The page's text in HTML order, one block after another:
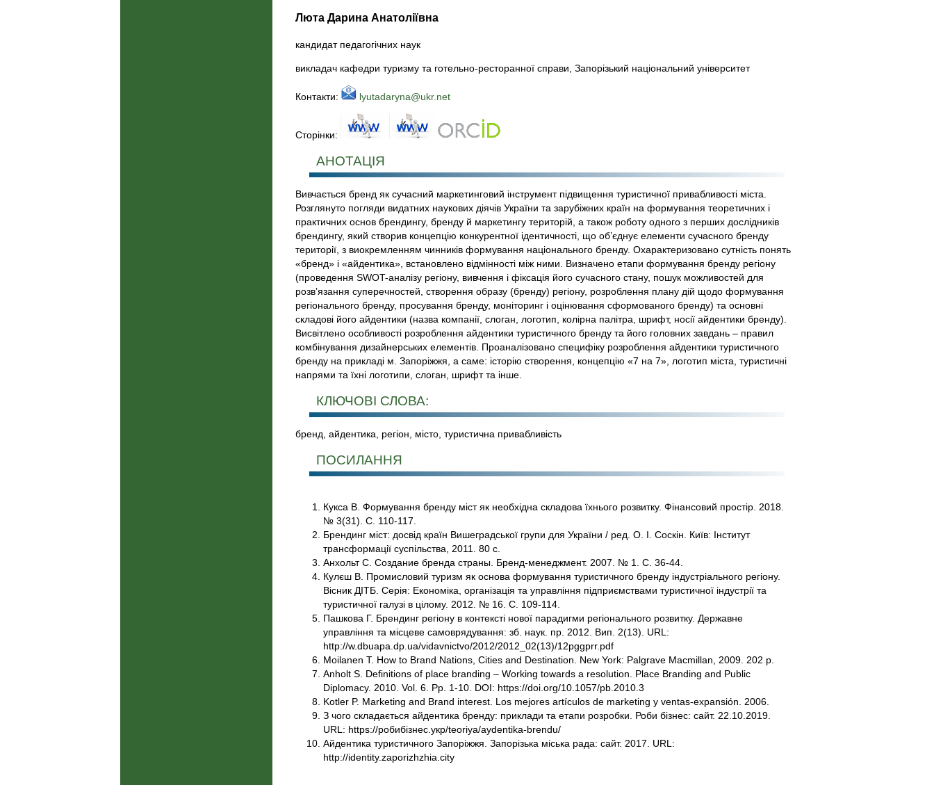
Люта Дарина Анатоліївна
кандидат педагогічних наук
виклaдaч кафедри туризму та готельно-ресторанної справи, Запорізький національний університет
Контакти: lyutadaryna@ukr.net
Сторінки:
АНОТАЦІЯ
Вивчається бренд як сучасний маркетинговий інструмент підвищення туристичної привабливості міста.
Розглянуто погляди видатних наукових діячів України та зарубіжних країн на формування теоретичних і
практичних основ брендингу, бренду й маркетингу територій, а також роботу одного з перших дослідників
брендингу, який створив концепцію конкурентної ідентичності, що об’єднує елементи сучасного бренду
території, з виокремленням чинників формування національного бренду. Охарактеризовано сутність понять
«бренд» і «айдентика», встановлено відмінності між ними. Визначено етапи формування бренду регіону
(проведення SWOT-аналізу регіону, вивчення і фіксація його сучасного стану, пошук можливостей для
розв’язання суперечностей, створення образу (бренду) регіону, розроблення плану дій щодо формування
регіонального бренду, просування бренду, моніторинг і оцінювання сформованого бренду) та основні
складові його айдентики (назва компанії, слоган, логотип, колірна палітра, шрифт, носії айдентики бренду).
Висвітлено особливості розроблення айдентики туристичного бренду та його головних завдань – правил
комбінування дизайнерських елементів. Проаналізовано специфіку розроблення айдентики туристичного
бренду на прикладі м. Запоріжжя, а саме: історію створення, концепцію «7 на 7», логотип міста, туристичні
напрями та їхні логотипи, слоган, шрифт та інше.
КЛЮЧОВІ СЛОВА:
бренд, айдентика, регіон, місто, туристична привабливість
ПОСИЛАННЯ
Кукса В. Формування бренду міст як необхідна складова їхнього розвитку. Фінансовий простір. 2018.
№ 3(31). С. 110-117.
Брендинг міст: досвід країн Вишеградської групи для України / ред. О. І. Соскін. Київ: Інститут
трансформації суспільства, 2011. 80 с.
Анхольт С. Создание бренда страны. Бренд-менеджмент. 2007. № 1. С. 36-44.
Кулєш В. Промисловий туризм як основа формування туристичного бренду індустріального регіону.
Вісник ДІТБ. Серія: Економіка, організація та управління підприємствами туристичної індустрії та
туристичної галузі в цілому. 2012. № 16. С. 109-114.
Пашкова Г. Брендинг регіону в контексті нової парадигми регіонального розвитку. Державне
управління та місцеве самоврядування: зб. наук. пр. 2012. Вип. 2(13). URL:
http://w.dbuapa.dp.ua/vidavnictvo/2012/2012_02(13)/12pggprr.pdf
Moilanen T. How to Brand Nations, Cities and Destination. New York: Palgrave Macmillan, 2009. 202 р.
Anholt S. Definitions of place branding – Working towards a resolution. Place Branding and Public
Diplomacy. 2010. Vol. 6. Pp. 1-10. DOI: https://doi.org/10.1057/pb.2010.3
Kotler P. Marketing and Brand interest. Los mejores artículos de marketing y ventas-expansión. 2006.
З чого складається айдентика бренду: приклади та етапи розробки. Роби бізнес: сайт. 22.10.2019.
URL: https://робибізнес.укр/teoriya/aydentika-brendu/
Айдентика туристичного Запоріжжя. Запорізька міська рада: сайт. 2017. URL:
http://identity.zaporizhzhia.city